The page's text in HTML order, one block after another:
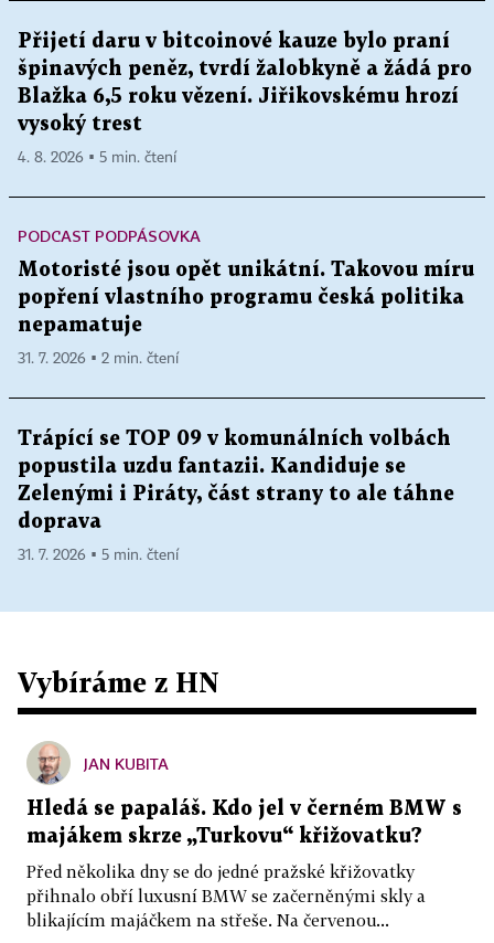
Přijetí daru v bitcoinové kauze bylo praní
špinavých peněz, tvrdí žalobkyně a žádá pro
Blažka 6,5 roku vězení. Jiřikovskému hrozí
vysoký trest
4. 8. 2026 ▪ 5 min. čtení
PODCAST PODPÁSOVKA
Motoristé jsou opět unikátní. Takovou míru
popření vlastního programu česká politika
nepamatuje
31. 7. 2026 ▪ 2 min. čtení
Trápící se TOP 09 v komunálních volbách
popustila uzdu fantazii. Kandiduje se
Zelenými i Piráty, část strany to ale táhne
doprava
31. 7. 2026 ▪ 5 min. čtení
Vybíráme z HN
JAN KUBITA
Hledá se papaláš. Kdo jel v černém BMW s
majákem skrze „Turkovu“ křižovatku?
Před několika dny se do jedné pražské křižovatky
přihnalo obří luxusní BMW se začerněnými skly a
blikajícím majáčkem na střeše. Na červenou...